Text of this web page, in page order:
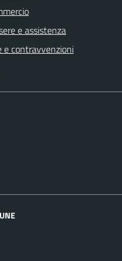
e assistenza
e contravvenzioni